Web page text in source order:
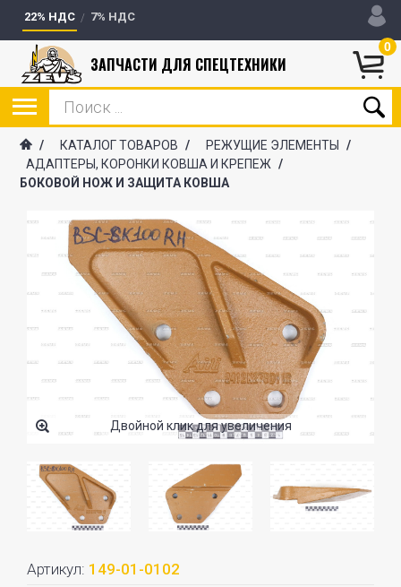
22% НДС 7% НДС
0
ЗАПЧАСТИ ДЛЯ СПЕЦТЕХНИКИ
/ КАТАЛОГ ТОВАРОВ / РЕЖУЩИЕ ЭЛЕМЕНТЫ
/
АДАПТЕРЫ, КОРОНКИ КОВША И КРЕПЕЖ /
БОКОВОЙ НОЖ И ЗАЩИТА КОВША
Двойной клик для увеличения
Артикул: 149-01-0102